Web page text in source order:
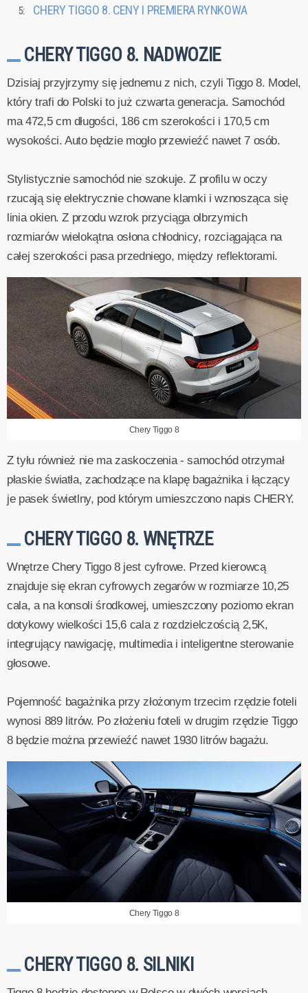
CHERY TIGGO 8. CENY I PREMIERA RYNKOWA
CHERY TIGGO 8. NADWOZIE
Dzisiaj przyjrzymy się jednemu z nich, czyli Tiggo 8. Model,
który trafi do Polski to już czwarta generacja. Samochód
ma 472,5 cm długości, 186 cm szerokości i 170,5 cm
wysokości. Auto będzie mogło przewieźć nawet 7 osób.
Stylistycznie samochód nie szokuje. Z profilu w oczy
rzucają się elektrycznie chowane klamki i wznosząca się
linia okien. Z przodu wzrok przyciąga olbrzymich
rozmiarów wielokątna osłona chłodnicy, rozciągająca na
całej szerokości pasa przedniego, między reflektorami.
Chery Tiggo 8
Z tyłu również nie ma zaskoczenia - samochód otrzymał
płaskie światła, zachodzące na klapę bagażnika i łączący
je pasek świetlny, pod którym umieszczono napis CHERY.
CHERY TIGGO 8. WNĘTRZE
Wnętrze Chery Tiggo 8 jest cyfrowe. Przed kierowcą
znajduje się ekran cyfrowych zegarów w rozmiarze 10,25
cala, a na konsoli środkowej, umieszczony poziomo ekran
dotykowy wielkości 15,6 cala z rozdzielczością 2,5K,
integrujący nawigację, multimedia i inteligentne sterowanie
głosowe.
Pojemność bagażnika przy złożonym trzecim rzędzie foteli
wynosi 889 litrów. Po złożeniu foteli w drugim rzędzie Tiggo
8 będzie można przewieźć nawet 1930 litrów bagażu.
Chery Tiggo 8
CHERY TIGGO 8. SILNIKI